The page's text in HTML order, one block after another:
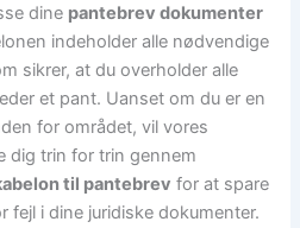
dine pantebrev dokumenter
indeholder alle nødvendige
sikrer, at du overholder alle
et pant. Uanset om du er en
for området, vil vores
dig trin for trin gennem
til pantebrev for at spare
fejl i dine juridiske dokumenter.